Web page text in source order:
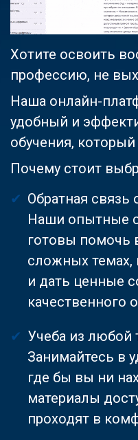
Хотите освоить
профессию, не
Наша онлайн-
удобный и
обучения,
Почему стоит
Обратная связь
Наши опытные
готовы помочь
сложных темах,
и дать ценные
качественного
Учеба из любой
Занимайтесь в
где бы вы ни
материалы
проходят в